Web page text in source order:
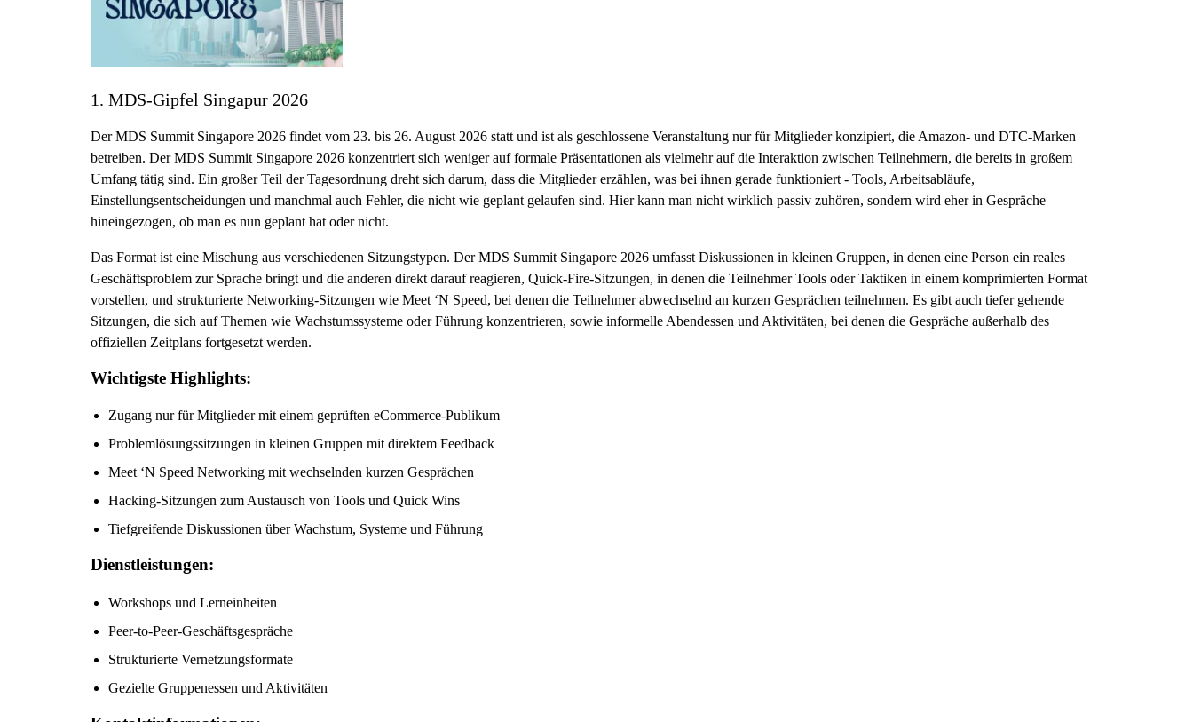
1. MDS-Gipfel Singapur 2026
Der MDS Summit Singapore 2026 findet vom 23. bis 26. August 2026 statt und ist als geschlossene Veranstaltung nur für Mitglieder konzipiert, die Amazon- und DTC-Marken
betreiben. Der MDS Summit Singapore 2026 konzentriert sich weniger auf formale Präsentationen als vielmehr auf die Interaktion zwischen Teilnehmern, die bereits in großem
Umfang tätig sind. Ein großer Teil der Tagesordnung dreht sich darum, dass die Mitglieder erzählen, was bei ihnen gerade funktioniert - Tools, Arbeitsabläufe,
Einstellungsentscheidungen und manchmal auch Fehler, die nicht wie geplant gelaufen sind. Hier kann man nicht wirklich passiv zuhören, sondern wird eher in Gespräche
hineingezogen, ob man es nun geplant hat oder nicht.
Das Format ist eine Mischung aus verschiedenen Sitzungstypen. Der MDS Summit Singapore 2026 umfasst Diskussionen in kleinen Gruppen, in denen eine Person ein reales
Geschäftsproblem zur Sprache bringt und die anderen direkt darauf reagieren, Quick-Fire-Sitzungen, in denen die Teilnehmer Tools oder Taktiken in einem komprimierten Format
vorstellen, und strukturierte Networking-Sitzungen wie Meet ‘N Speed, bei denen die Teilnehmer abwechselnd an kurzen Gesprächen teilnehmen. Es gibt auch tiefer gehende
Sitzungen, die sich auf Themen wie Wachstumssysteme oder Führung konzentrieren, sowie informelle Abendessen und Aktivitäten, bei denen die Gespräche außerhalb des
offiziellen Zeitplans fortgesetzt werden.
Wichtigste Highlights:
Zugang nur für Mitglieder mit einem geprüften eCommerce-Publikum
Problemlösungssitzungen in kleinen Gruppen mit direktem Feedback
Meet ‘N Speed Networking mit wechselnden kurzen Gesprächen
Hacking-Sitzungen zum Austausch von Tools und Quick Wins
Tiefgreifende Diskussionen über Wachstum, Systeme und Führung
Dienstleistungen:
Workshops und Lerneinheiten
Peer-to-Peer-Geschäftsgespräche
Strukturierte Vernetzungsformate
Gezielte Gruppenessen und Aktivitäten